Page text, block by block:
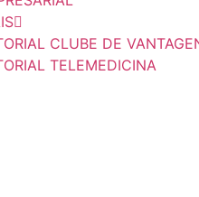
CLUBE DE
TELEMEDICINA